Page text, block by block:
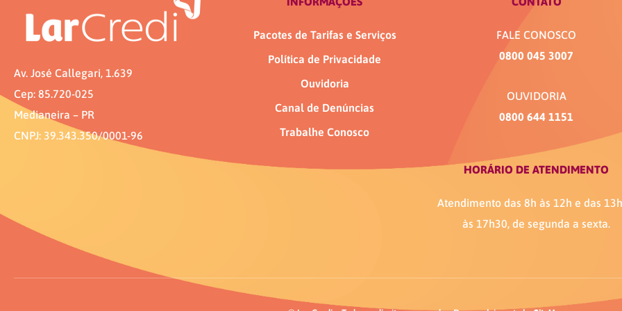
Av. José Callegari, 1.639
Cep: 85.720-025
Medianeira – PR
CNPJ: 39.343.350/0001-96
Pacotes de Tarifas e Serviços
Política de Privacidade
Ouvidoria
Canal de Denúncias
Trabalhe Conosco
FALE CONOSCO
0800 045 3007
OUVIDORIA
0800 644 1151
HORÁRIO DE ATENDIMENTO
Atendimento das 8h às 12h e das
às 17h30, de segunda a sexta.